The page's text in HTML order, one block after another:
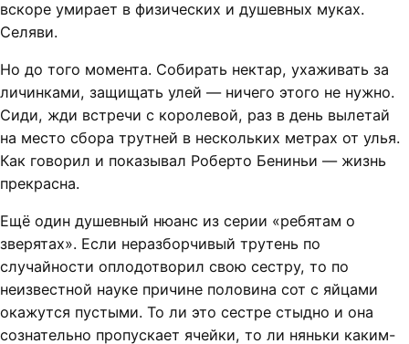
вскоре умирает в физических и душевных муках.
Селяви.
Но до того момента. Собирать нектар, ухаживать за
личинками, защищать улей — ничего этого не нужно.
Сиди, жди встречи с королевой, раз в день вылетай
на место сбора трутней в нескольких метрах от улья.
Как говорил и показывал Роберто Бениньи — жизнь
прекрасна.
Ещё один душевный нюанс из серии «ребятам о
зверятах». Если неразборчивый трутень по
случайности оплодотворил свою сестру, то по
неизвестной науке причине половина сот с яйцами
окажутся пустыми. То ли это сестре стыдно и она
сознательно пропускает ячейки, то ли няньки каким-